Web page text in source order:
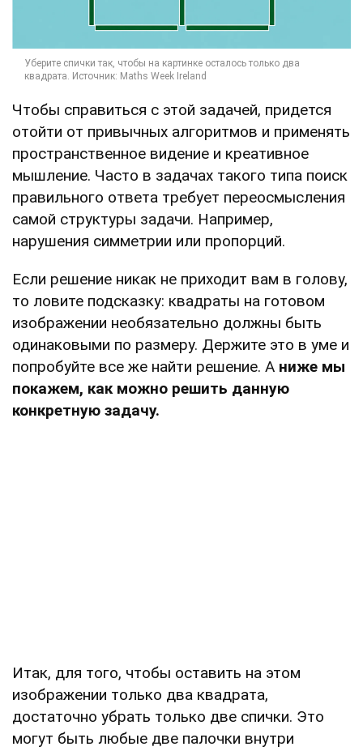
Чтобы справиться с этой задачей, придется
отойти от привычных алгоритмов и применять
пространственное видение и креативное
мышление. Часто в задачах такого типа поиск
правильного ответа требует переосмысления
самой структуры задачи. Например,
нарушения симметрии или пропорций.
Если решение никак не приходит вам в голову,
то ловите подсказку: квадраты на готовом
изображении необязательно должны быть
одинаковыми по размеру. Держите это в уме и
попробуйте все же найти решение. А ниже мы
покажем, как можно решить данную
конкретную задачу.
Итак, для того, чтобы оставить на этом
изображении только два квадрата,
достаточно убрать только две спички. Это
могут быть любые две палочки внутри